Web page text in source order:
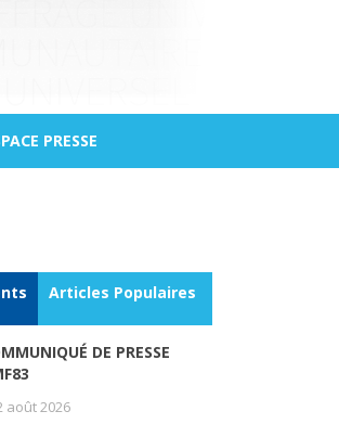
PRESSE
Articles Populaires
DE PRESSE
août 2026